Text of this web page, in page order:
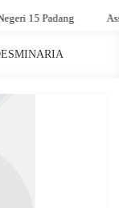
15 Padang